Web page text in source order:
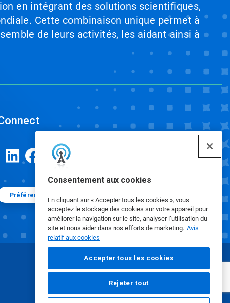
Consentement aux cookies
En cliquant sur « Accepter tous les cookies », vous
acceptez le stockage des cookies sur votre appareil pour
améliorer la navigation sur le site, analyser l’utilisation du
site et nous aider dans nos efforts de marketing. Avis
relatif aux cookies
Accepter tous les cookies
Rejeter tout
en intégrant des solutions scientifiques,
Cette combinaison unique permet à
de leurs activités, les aidant ainsi à
Préférences en matière de cookies